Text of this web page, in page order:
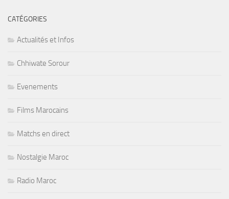
CATÉGORIES
Actualités et Infos
Chhiwate Sorour
Evenements
Films Marocains
Matchs en direct
Nostalgie Maroc
Radio Maroc